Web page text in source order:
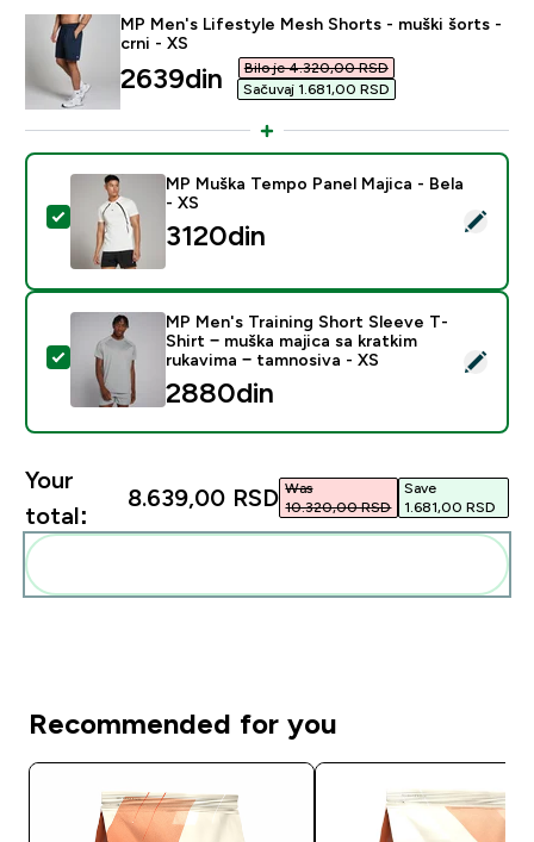
MP Men's Lifestyle Mesh Shorts - muški šorts -
crni - XS
discounted price
2639din‎
Bilo je 4.320,00 RSD‎
Sačuvaj 1.681,00 RSD‎
Select this product - MP Muška Tempo Panel Majica -
MP Muška Tempo Panel Majica - Bela
- XS
3120din‎
Select this product - MP Men's Training Short Sleeve
MP Men's Training Short Sleeve T-
Shirt − muška majica sa kratkim
rukavima − tamnosiva - XS
2880din‎
Your
total:
8.639,00 RSD‎ Was
10.320,00 RSD‎
Save
1.681,00 RSD‎
Recommended for you